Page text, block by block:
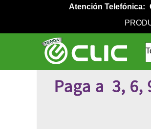
Atención Telefónica: